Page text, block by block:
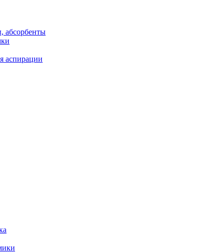
абсорбенты
аспирации